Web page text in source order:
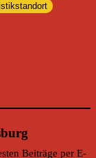
Beiträge per E-